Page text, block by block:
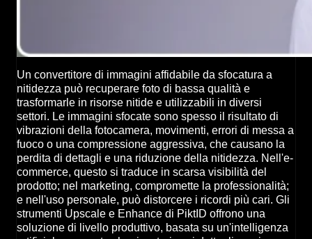
Un convertitore di immagini affidabile da sfocatura a
nitidezza può recuperare foto di bassa qualità e
trasformarle in risorse nitide e utilizzabili in diversi
settori. Le immagini sfocate sono spesso il risultato di
vibrazioni della fotocamera, movimenti, errori di messa a
fuoco o una compressione aggressiva, che causano la
perdita di dettagli e una riduzione della nitidezza. Nell'e-
commerce, questo si traduce in scarsa visibilità del
prodotto; nel marketing, compromette la professionalità;
e nell'uso personale, può distorcere i ricordi più cari. Gli
strumenti Upscale e Enhance di PiktID offrono una
soluzione di livello produttivo, basata su un'intelligenza